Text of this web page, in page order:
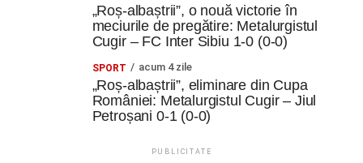
„Roș-albaștrii”, o nouă victorie în
meciurile de pregătire: Metalurgistul
Cugir – FC Inter Sibiu 1-0 (0-0)
SPORT acum 4 zile
„Roș-albaștrii”, eliminare din Cupa
României: Metalurgistul Cugir – Jiul
Petroșani 0-1 (0-0)
PUBLICITATE